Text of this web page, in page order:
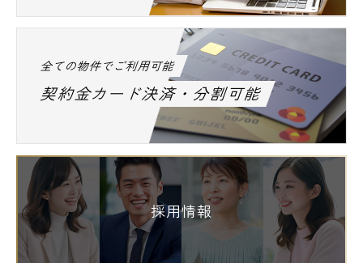
全ての物件でご利用可能
契約金カード決済・分割可能
採用情報